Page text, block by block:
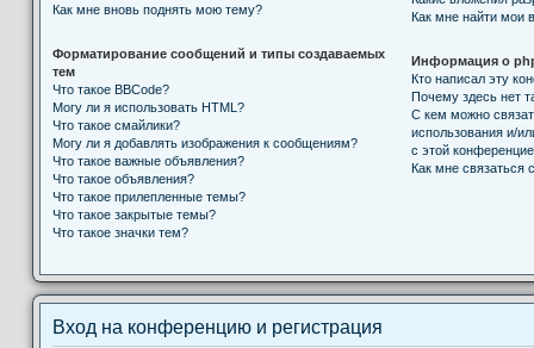
Как мне вновь поднять мою тему?
Форматирование сообщений и типы создаваемых
тем
Что такое BBCode?
Могу ли я использовать HTML?
Что такое смайлики?
Могу ли я добавлять изображения к сообщениям?
Что такое важные объявления?
Что такое объявления?
Что такое прилепленные темы?
Что такое закрытые темы?
Что такое значки тем?
Как мне найти мои
Информация о
Кто написал эту
Почему здесь нет
С кем можно
использования и/
с этой
Как мне связаться
Вход на конференцию и регистрация